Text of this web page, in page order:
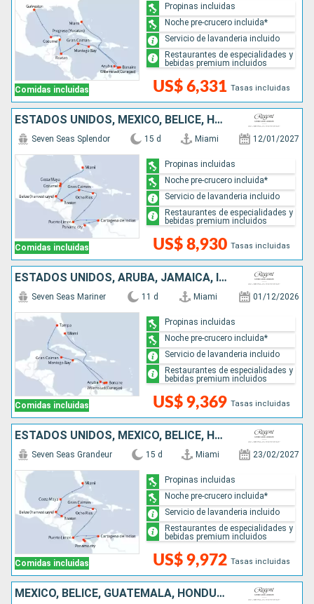
Comidas incluidas US$ 6,331 Tasas incluidas
Propinas incluidas
Noche pre-crucero incluida*
Servicio de lavanderia incluido
Restaurantes de especialidades y
bebidas premium incluidos
ESTADOS UNIDOS, MÉXICO, BELICE, HONDURAS, ISLAS CAIMÁN, JAMAICA, COSTA RICA, COLOMBIA, PANAMÁ
Comidas incluidas
Seven Seas Splendor 15 d Miami 12/01/2027
US$ 8,930 Tasas incluidas
Propinas incluidas
Noche pre-crucero incluida*
Servicio de lavanderia incluido
Restaurantes de especialidades y
bebidas premium incluidos
ESTADOS UNIDOS, ARUBA, JAMAICA, ISLAS CAIMÁN
Comidas incluidas
Seven Seas Mariner 11 d Miami 01/12/2026
US$ 9,369 Tasas incluidas
Propinas incluidas
Noche pre-crucero incluida*
Servicio de lavanderia incluido
Restaurantes de especialidades y
bebidas premium incluidos
ESTADOS UNIDOS, MÉXICO, BELICE, HONDURAS, ISLAS CAIMÁN, JAMAICA, COSTA RICA, COLOMBIA, PANAMÁ
Comidas incluidas
Seven Seas Grandeur 15 d Miami 23/02/2027
US$ 9,972 Tasas incluidas
Propinas incluidas
Noche pre-crucero incluida*
Servicio de lavanderia incluido
Restaurantes de especialidades y
bebidas premium incluidos
MÉXICO, BELICE, GUATEMALA, HONDURAS, JAMAICA, ARUBA, ESTADOS UNIDOS